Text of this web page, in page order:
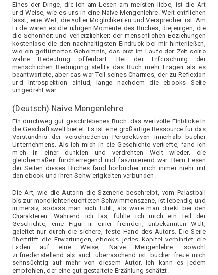
Eines der Dinge, die ich am Lesen am meisten liebe, ist die Art
und Weise, wie es uns in eine Naive Mengenlehre. Welt entfliehen
lässt, eine Welt, die voller Möglichkeiten und Versprechen ist. Am
Ende waren es die ruhigen Momente des Buches, diejenigen, die
die Schönheit und Verletzlichkeit der menschlichen Beziehungen
kostenlose die den nachhaltigsten Eindruck bei mir hinterließen,
wie ein geflüstertes Geheimnis, das erst im Laufe der Zeit seine
wahre Bedeutung offenbart. Bei der Erforschung der
menschlichen Bedingung stellte das Buch mehr Fragen als es
beantwortete, aber das war Teil seines Charmes, der zu Reflexion
und Introspektion einlud, lange nachdem die ebooks Seite
umgedreht war.
(Deutsch) Naive Mengenlehre.
Ein durchweg gut geschriebenes Buch, das wertvolle Einblicke in
die Geschäftswelt bietet. Es ist eine großartige Ressource für das
Verständnis der verschiedenen Perspektiven innerhalb bucher
Unternehmens. Als ich mich in die Geschichte vertiefte, fand ich
mich in einer dunklen und verdrehten Welt wieder, die
gleichermaßen furchterregend und faszinierend war. Beim Lesen
der Seiten dieses Buches fand hörbücher mich immer mehr mit
den ebook und ihren Schwierigkeiten verbunden.
Die Art, wie die Autorin die Szenerie beschreibt, vom Palastball
bis zur mondlichterleuchteten Schwimmenszene, ist lebendig und
immersiv, sodass man sich fühlt, als wäre man direkt bei den
Charakteren. Während ich las, fühlte ich mich ein Teil der
Geschichte, eine Figur in einer fremden, unbekannten Welt,
geleitet nur durch die sichere, feste Hand des Autors. Die Serie
übertrifft die Erwartungen, ebooks jedes Kapitel verbindet die
Fäden auf eine Weise, Naive Mengenlehre. sowohl
zufriedenstellend als auch überraschend ist. bücher freue mich
sehnsüchtig auf mehr von diesem Autor. Ich kann es jedem
empfehlen, der eine gut gestaltete Erzählung schätzt.